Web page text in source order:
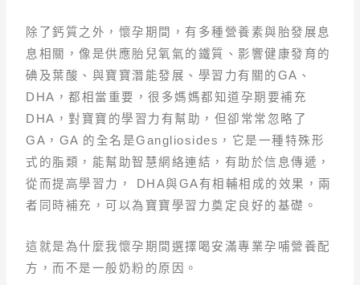
除了鈣質之外，懷孕期間，有多種營養素與胎發展息
息相關，像是供應胎兒氧氣的鐵質、影響健康發育的
碘及葉酸、與寶寶潛能發展、學習力有關的GA、
DHA，都相當重要，很多媽媽都知道孕期要補充
DHA，對寶寶的學習力有幫助，但卻常常忽略了
GA，GA 的全名是Gangliosides，它是一種特殊形
式的脂類，能幫助智慧網絡連結，有助於信息傳遞，
從而提高學習力， DHA與GA有相輔相成的效果，兩
者同時補充，可以為寶寶學習力奠定良好的基礎。
這就是為什麼我懷孕期間選擇喝安滿專業孕哺營養配
方，而不是一般奶粉的原因。